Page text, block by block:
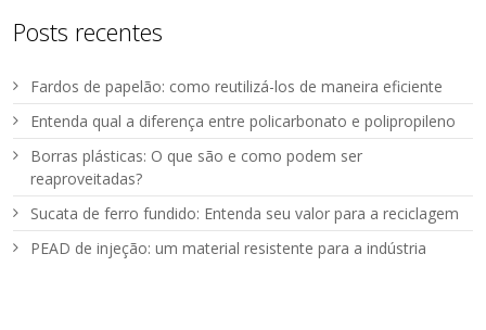
Posts recentes
Fardos de papelão: como reutilizá-los de maneira eficiente
Entenda qual a diferença entre policarbonato e polipropileno
Borras plásticas: O que são e como podem ser
reaproveitadas?
Sucata de ferro fundido: Entenda seu valor para a reciclagem
PEAD de injeção: um material resistente para a indústria